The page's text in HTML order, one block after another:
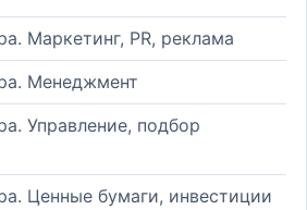
Маркетинг, PR, реклама
Менеджмент
Управление, подбор
Ценные бумаги, инвестиции